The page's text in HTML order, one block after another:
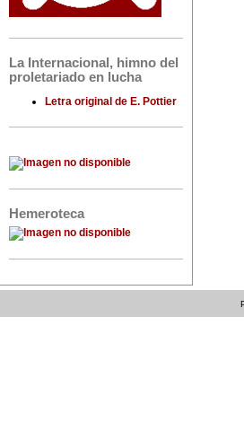
La Internacional, himno del
proletariado en lucha
Letra original de E. Pottier
Hemeroteca